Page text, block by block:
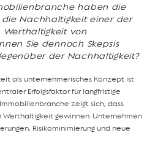
haben die
Nachhaltigkeit einer der
Werthaltigkeit von
Sie dennoch Skepsis
der Nachhaltigkeit?
als unternehmerisches Konzept ist
Erfolgsfaktor für langfristige
zeigt sich, dass
gewinnen. Unternehmen
Risikominimierung und neue